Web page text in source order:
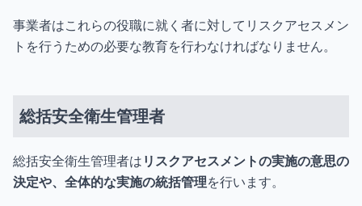
事業者はこれらの役職に就く者に対してリスクアセスメン
トを行うための必要な教育を行わなければなりません。
総括安全衛生管理者
総括安全衛生管理者は リスクアセスメントの実施の意思の
決定や、全体的な実施の統括管理を行います。